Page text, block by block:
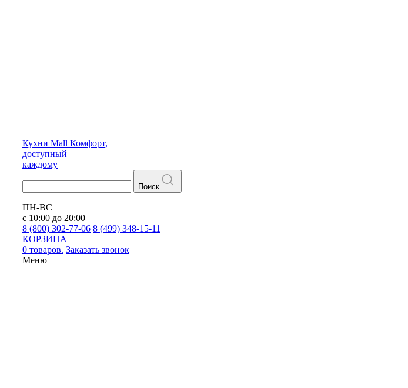
Кухни Mall Комфорт,
доступный
каждому
Поиск
ПН-ВС
с 10:00 до 20:00
8 (800) 302-77-06 8 (499) 348-15-11
КОРЗИНА
0 товаров. Заказать звонок
Меню